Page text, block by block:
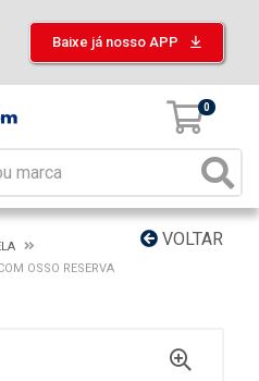
Baixe já nosso APP
0
VOLTAR
OSSO RESERVA